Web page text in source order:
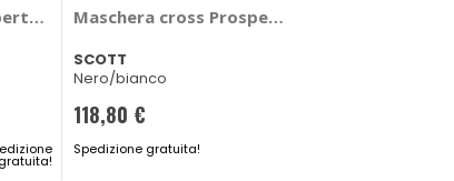
Vision Vista - ALPINESTARS
gratuita!
Maschera cross Prospect 2.0 WFS - SCOTT
SCOTT
Nero/bianco
118,80 €
Spedizione gratuita!